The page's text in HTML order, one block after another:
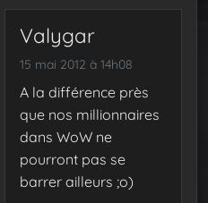
Valygar
15 mai 2012 à 14h08
A la différence près
que nos millionnaires
dans WoW ne
pourront pas se
barrer ailleurs ;o)